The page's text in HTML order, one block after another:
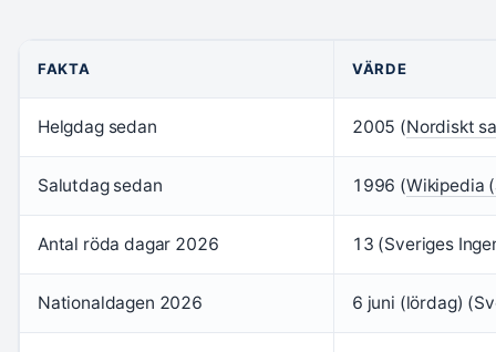
FAKTA VÄRDE
Helgdag sedan 2005 (Nordiskt
Salutdag sedan 1996 (Wikipedia
Antal röda dagar 2026 13 (Sveriges
Nationaldagen 2026 6 juni (lördag)